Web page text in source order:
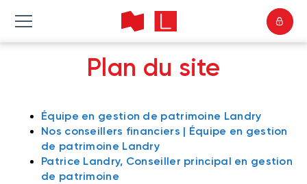
Plan du site
Équipe en gestion de patrimoine Landry
Nos conseillers financiers | Équipe en gestion
de patrimoine Landry
Patrice Landry, Conseiller principal en gestion
de patrimoine